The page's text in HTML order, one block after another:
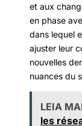
et aux
en phase
dans lequel
ajuster leur
nouvelles
nuances du
LEIA
les